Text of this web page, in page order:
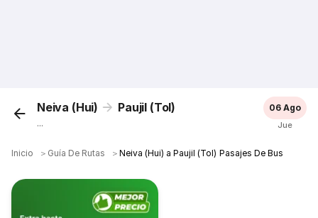
Neiva (Hui) Paujil (Tol)
...
06 Ago
Jue
Inicio ＞ Guía De Rutas ＞Neiva (Hui) a Paujil (Tol) Pasajes De Bus